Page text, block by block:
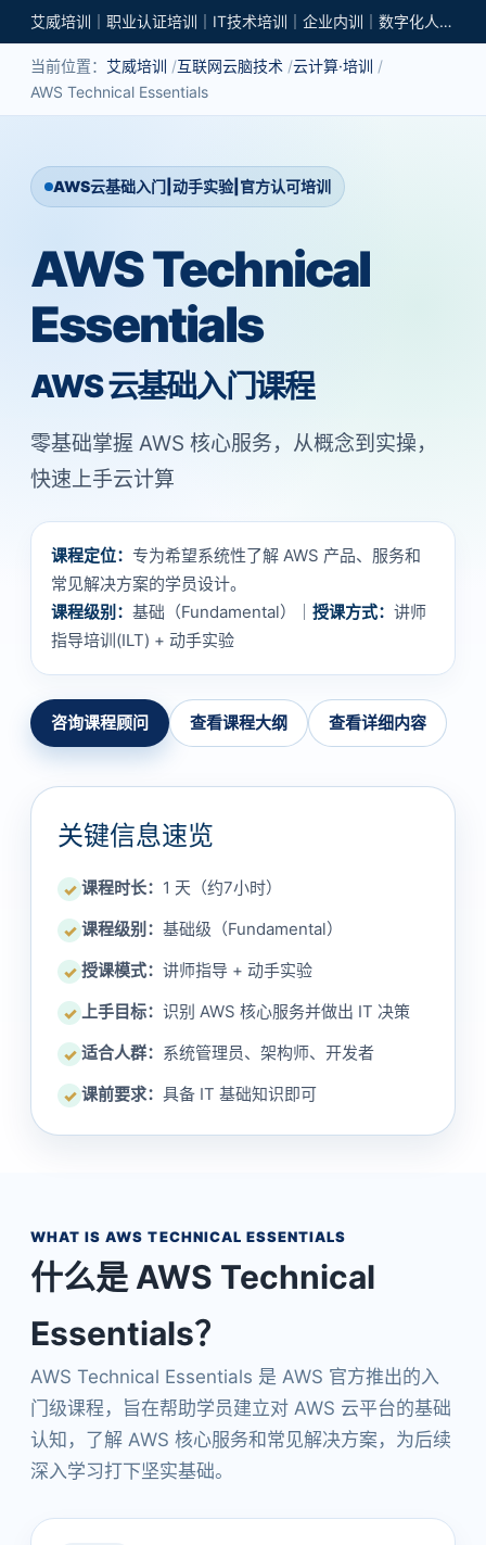
艾威培训｜职业认证培训｜IT技术培训｜企业内训｜数字化人才培养
当前位置： 艾威培训 互联网云脑技术 云计算·培训
AWS Technical Essentials
AWS云基础入门|动手实验|官方认可培训
AWS Technical
Essentials
AWS 云基础入门课程
零基础掌握 AWS 核心服务，从概念到实操，
快速上手云计算
课程定位： 专为希望系统性了解 AWS 产品、服务和
常见解决方案的学员设计。
课程级别： 基础（Fundamental）｜ 授课方式： 讲师
指导培训(ILT) + 动手实验
咨询课程顾问 查看课程大纲 查看详细内容
关键信息速览
✓ 课程时长： 1 天（约7小时）
✓ 课程级别： 基础级（Fundamental）
✓ 授课模式： 讲师指导 + 动手实验
✓ 上手目标： 识别 AWS 核心服务并做出 IT 决策
✓ 适合人群： 系统管理员、架构师、开发者
✓ 课前要求： 具备 IT 基础知识即可
WHAT IS AWS TECHNICAL ESSENTIALS
什么是 AWS Technical
Essentials？
AWS Technical Essentials 是 AWS 官方推出的入
门级课程，旨在帮助学员建立对 AWS 云平台的基础
认知，了解 AWS 核心服务和常见解决方案，为后续
深入学习打下坚实基础。